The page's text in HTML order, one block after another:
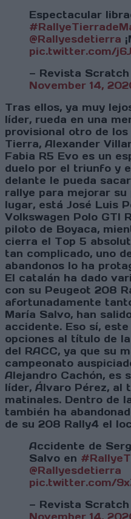
Espectacular
@Rallyesdetierra
pic.twitter.com/
— Revista Scratch
November 14,
Tras ellos, ya muy
líder, rueda en una
provisional otro de
Tierra, Alexander
Fabia R5 Evo es un
duelo por el triunfo y
delante le pueda
rallye para mejorar su
lugar, está José Luis
Volkswagen Polo GTI
piloto de Boyaca,
cierra el Top 5
tan complicado, uno
abandonos lo ha
El catalán ha dado
con su Peugeot 208
afortunadamente
María Salvo, han
accidente. Eso sí,
opciones al título de
del RACC, ya que su
campeonato
Alejandro Cachón, es
líder, Álvaro Pérez, al
matinales. Dentro de
también ha
de su 208 Rally4 el
Accidente de
Salvo en
@Rallyesdetierra
pic.twitter.com/
— Revista Scratch